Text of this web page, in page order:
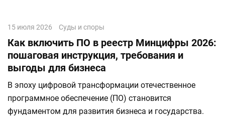
15 июля 2026 Суды и споры
Как включить ПО в реестр Минцифры 2026:
пошаговая инструкция, требования и
выгоды для бизнеса
В эпоху цифровой трансформации отечественное
программное обеспечение (ПО) становится
фундаментом для развития бизнеса и государства.